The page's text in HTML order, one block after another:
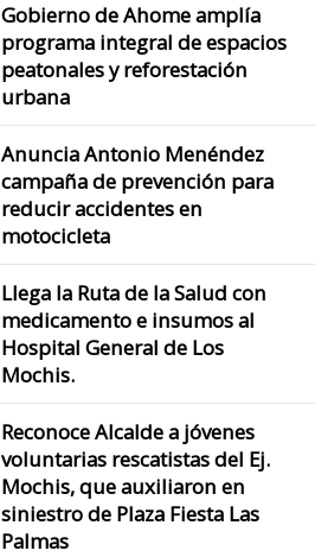
Gobierno de Ahome amplía
programa integral de espacios
peatonales y reforestación
urbana
Anuncia Antonio Menéndez
campaña de prevención para
reducir accidentes en
motocicleta
Llega la Ruta de la Salud con
medicamento e insumos al
Hospital General de Los
Mochis.
Reconoce Alcalde a jóvenes
voluntarias rescatistas del Ej.
Mochis, que auxiliaron en
siniestro de Plaza Fiesta Las
Palmas